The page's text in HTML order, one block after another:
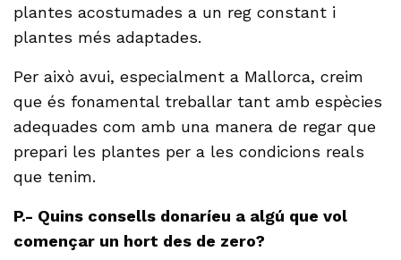
plantes acostumades a un reg constant i
plantes més adaptades.
Per això avui, especialment a Mallorca, creim
que és fonamental treballar tant amb espècies
adequades com amb una manera de regar que
prepari les plantes per a les condicions reals
que tenim.
P.- Quins consells donaríeu a algú que vol
començar un hort des de zero?